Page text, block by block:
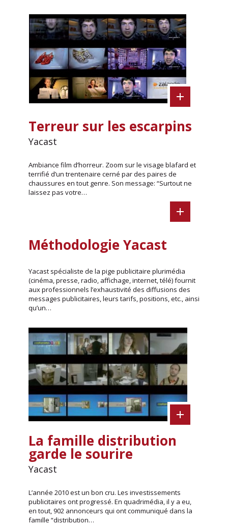
Terreur sur les escarpins
Yacast
Ambiance film d’horreur. Zoom sur le visage blafard et
terrifié d’un trentenaire cerné par des paires de
chaussures en tout genre. Son message: “Surtout ne
laissez pas votre…
Méthodologie Yacast
Yacast spécialiste de la pige publicitaire plurimédia
(cinéma, presse, radio, affichage, internet, télé) fournit
aux professionnels l’exhaustivité des diffusions des
messages publicitaires, leurs tarifs, positions, etc., ainsi
qu’un…
La famille distribution
garde le sourire
Yacast
L’année 2010 est un bon cru. Les investissements
publicitaires ont progressé. En quadrimédia, il y a eu,
en tout, 902 annonceurs qui ont communiqué dans la
famille “distribution…